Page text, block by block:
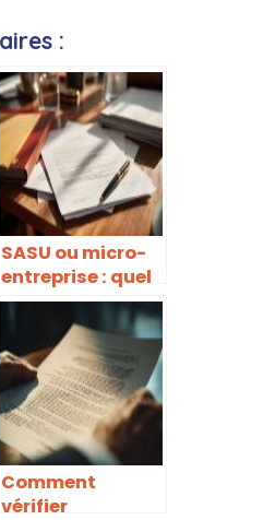
:
SASU ou micro-
entreprise : quel
statut choisir ?
Comment
vérifier